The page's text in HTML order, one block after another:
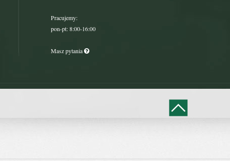
Pracujemy:
pon-pt: 8:00-16:00
Masz pytania